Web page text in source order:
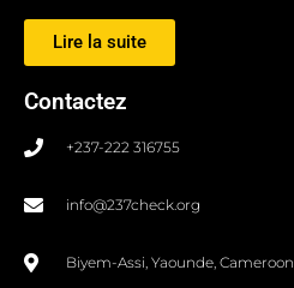
Lire la suite
Contactez
+237-222 316755
info@237check.org
Biyem-Assi, Yaounde, Cameroon.